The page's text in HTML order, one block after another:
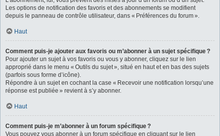
Les options de notification des favoris et des abonnements se modifient
depuis le panneau de contrôle utilisateur, dans « Préférences du forum ».
Haut
Comment puis-je ajouter aux favoris ou m’abonner à un sujet spécifique ?
Pour ajouter un sujet à vos favoris ou vous y abonner, cliquez sur le lien
approprié dans le menu « Outils du sujet », situé en haut et en bas des sujets
(parfois sous forme d’icône).
Répondre à un sujet en cochant la case « Recevoir une notification lorsqu’une
réponse est publiée » revient à s’y abonner.
Haut
Comment puis-je m’abonner à un forum spécifique ?
Vous pouvez vous abonner à un forum spécifique en cliquant sur le lien